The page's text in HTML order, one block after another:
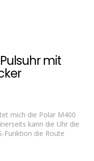
mit
mich die Polar M400
kann die Uhr die
Funktion die Route